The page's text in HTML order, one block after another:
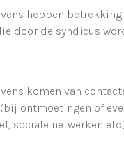
hebben
door de syndicus
komen van
ontmoetingen of
sociale netwerken